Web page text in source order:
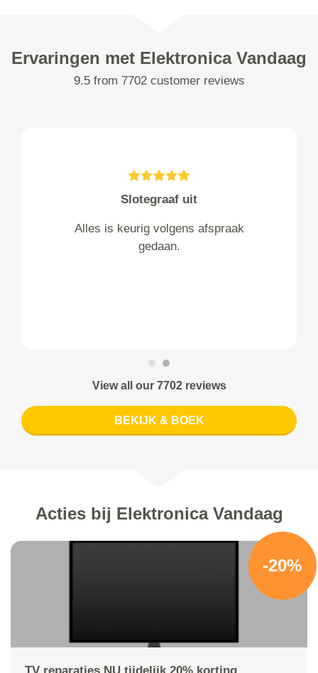
Ervaringen met Elektronica Vandaag
9.5 from 7702 customer reviews
Slotegraaf uit
Alles is keurig volgens afspraak
gedaan.
View all our 7702 reviews
BEKIJK & BOEK
Acties bij Elektronica Vandaag
-20%